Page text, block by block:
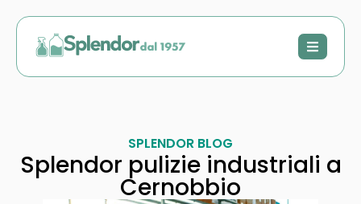
SPLENDOR BLOG
Splendor pulizie industriali a
Cernobbio